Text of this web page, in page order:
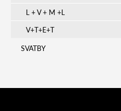
L + V + M +L
V+T+E+T
SVATBY